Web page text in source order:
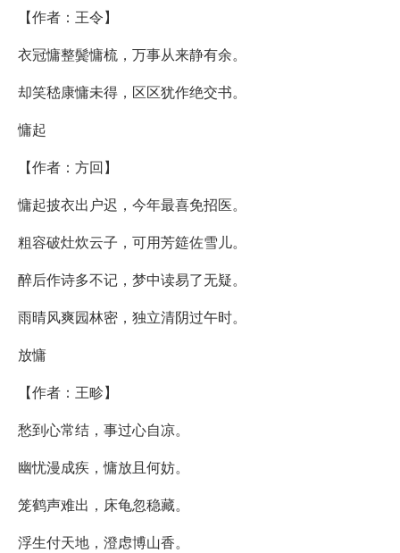
【作者：王令】
衣冠慵整鬓慵梳，万事从来静有余。
却笑嵇康慵未得，区区犹作绝交书。
慵起
【作者：方回】
慵起披衣出户迟，今年最喜免招医。
粗容破灶炊云子，可用芳筵佐雪儿。
醉后作诗多不记，梦中读易了无疑。
雨晴风爽园林密，独立清阴过午时。
放慵
【作者：王畛】
愁到心常结，事过心自凉。
幽忧漫成疾，慵放且何妨。
笼鹤声难出，床龟忽稳藏。
浮生付天地，澄虑博山香。